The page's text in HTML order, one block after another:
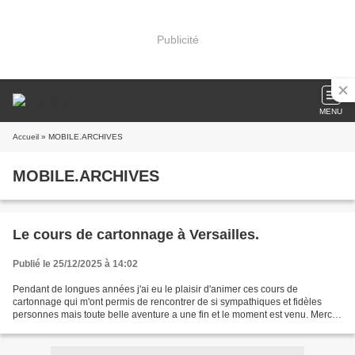
Publicité
MENU
Accueil » MOBILE.ARCHIVES
MOBILE.ARCHIVES
Le cours de cartonnage à Versailles.
Publié le 25/12/2025 à 14:02
Pendant de longues années j'ai eu le plaisir d'animer ces cours de
cartonnage qui m'ont permis de rencontrer de si sympathiques et fidèles
personnes mais toute belle aventure a une fin et le moment est venu. Merci à